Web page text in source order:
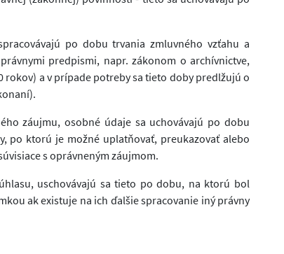
po dobu trvania zmluvného vzťahu a
predpismi, napr. zákonom o archívnictve,
a v prípade potreby sa tieto doby predlžujú o
záujmu, osobné údaje sa uchovávajú po dobu
po ktorú je možné uplatňovať, preukazovať alebo
s oprávneným záujmom.
uschovávajú sa tieto po dobu, na ktorú bol
ak existuje na ich ďalšie spracovanie iný právny